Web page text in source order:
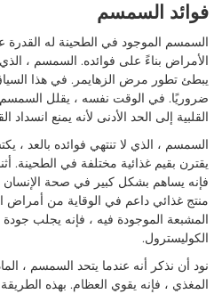
فوائد السمسم
السمسم الموجود في الطحينة له القدرة
الأمراض بناءً على فوائده. السمسم ،
يبطئ تطور مرض الزهايمر. في هذا
ضروريًا. في الوقت نفسه ، يقلل السمسم
القلبية إلى الحد الأدنى لأنه يمنع انسداد
السمسم ، الذي لا تنتهي فوائده بالعد ،
يقترن بقيم غذائية مختلفة في الطحينة.
فإنه يساهم بشكل كبير في صحة
منتج غذائي داعم في الوقاية من أمراض
المشبعة الموجودة فيه ، فإنه يجلب
الكوليسترول.
نود أن نذكر أنه عندما يتحد السمسم ،
المغذي ، فإنه يقوي العظام. بهذه